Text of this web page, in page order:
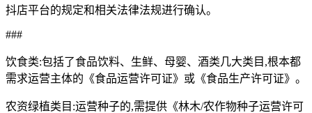
抖店平台的规定和相关法律法规进行确认。
###
饮食类:包括了食品饮料、生鲜、母婴、酒类几大类目,根本都
需求运营主体的《食品运营许可证》或《食品生产许可证》。
农资绿植类目:运营种子的,需提供《林木/农作物种子运营许可